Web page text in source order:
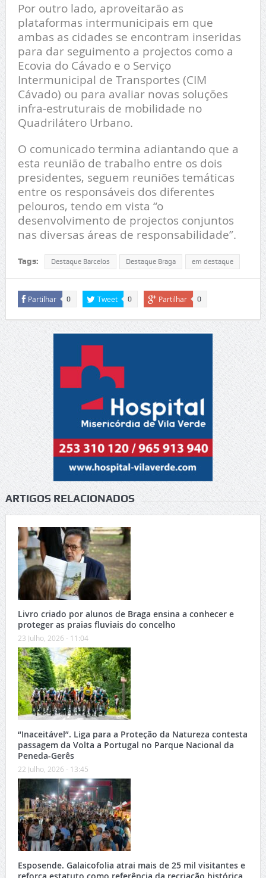
Por outro lado, aproveitarão as
plataformas intermunicipais em que
ambas as cidades se encontram inseridas
para dar seguimento a projectos como a
Ecovia do Cávado e o Serviço
Intermunicipal de Transportes (CIM
Cávado) ou para avaliar novas soluções
infra-estruturais de mobilidade no
Quadrilátero Urbano.
O comunicado termina adiantando que a
esta reunião de trabalho entre os dois
presidentes, seguem reuniões temáticas
entre os responsáveis dos diferentes
pelouros, tendo em vista “o
desenvolvimento de projectos conjuntos
nas diversas áreas de responsabilidade”.
Tags: Destaque Barcelos Destaque Braga em destaque
Partilhar 0 Tweet 0 Partilhar 0
ARTIGOS RELACIONADOS
Livro criado por alunos de Braga ensina a conhecer e
proteger as praias fluviais do concelho
23 Julho, 2026 - 11:04
“Inaceitável”. Liga para a Proteção da Natureza contesta
passagem da Volta a Portugal no Parque Nacional da
Peneda-Gerês
22 Julho, 2026 - 13:45
Esposende. Galaicofolia atrai mais de 25 mil visitantes e